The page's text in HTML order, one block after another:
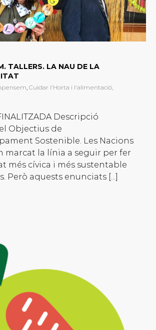
TALLERS. LA NAU DE LA
, Cuidar l'Horta i l'alimentació,
Descripció
Objectius de
Sostenible. Les Nacions
marcat la línia a seguir per fer
més cívica i més sustentable
Però aquests enunciats [...]